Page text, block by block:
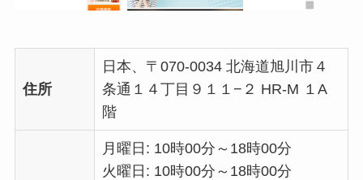
住所
日本、〒070-0034 北海道旭川市４
条通１４丁目９１１−２ HR-M １A
階
月曜日: 10時00分～18時00分
火曜日: 10時00分～18時00分